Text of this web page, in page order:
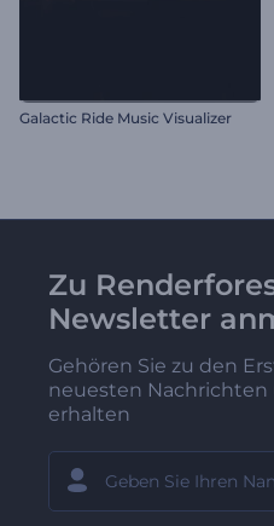
Galactic Ride Music Visualizer
Zu
Newsletter
Gehören Sie zu den
neuesten
erhalten